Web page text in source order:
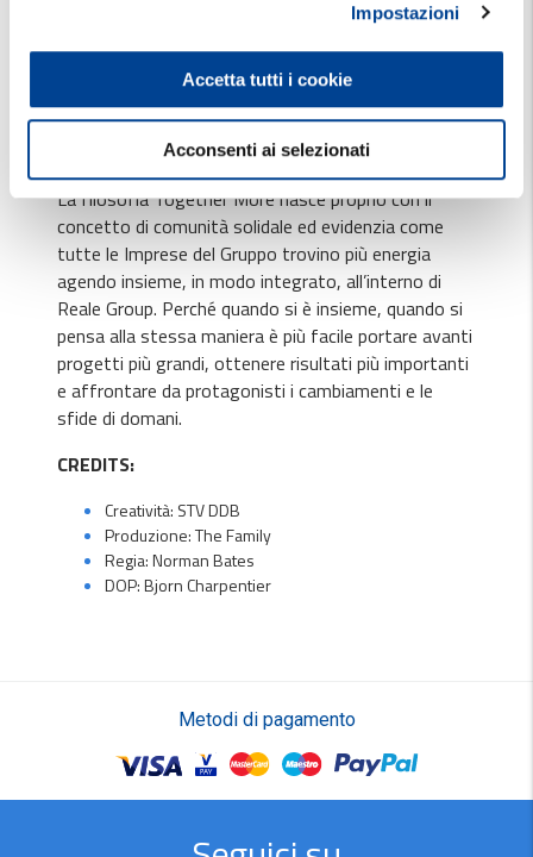
Impostazioni
Accetta tutti i cookie
Acconsenti ai selezionati
proteggersi dai pericoli, di fare squadra per superare
le difficoltà. Together More è tutto questo.
compartecipazione, esprimendo l'essenza stessa di
La filosofia Together More nasce proprio con il
concetto di comunità solidale ed evidenzia come
tutte le Imprese del Gruppo trovino più energia
agendo insieme, in modo integrato, all’interno di
Reale Group. Perché quando si è insieme, quando si
pensa alla stessa maniera è più facile portare avanti
progetti più grandi, ottenere risultati più importanti
e affrontare da protagonisti i cambiamenti e le
sfide di domani.
CREDITS:
Creatività: STV DDB
Produzione: The Family
Regia: Norman Bates
DOP: Bjorn Charpentier
Metodi di pagamento